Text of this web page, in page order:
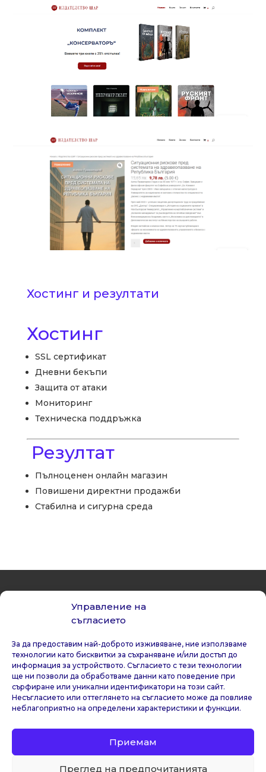
Управление на
съгласието
За да предоставим най-доброто изживяване, ние използваме
технологии като бисквитки за съхраняване и/или достъп до
информация за устройството. Съгласието с тези технологии
ще ни позволи да обработваме данни като поведение при
сърфиране или уникални идентификатори на този сайт.
Несъгласието или оттеглянето на съгласието може да повлияе
неблагоприятно на определени характеристики и функции.
Приемам
Преглед на предпочитанията
Хостинг и резултати
Хостинг
SSL сертификат
Дневни бекъпи
Защита от атаки
Мониторинг
Техническа поддръжка
Резултат
Пълноценен онлайн магазин
Повишени директни продажби
Стабилна и сигурна среда
Общи условияи политики на ползване
Станете наш партньор
Политика за бисквитки
Политика за поверителност
2026 © Електронико |upconomy.com